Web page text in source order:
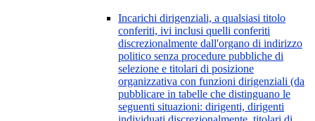
Incarichi dirigenziali, a qualsiasi titolo
conferiti, ivi inclusi quelli conferiti
discrezionalmente dall'organo di indirizzo
politico senza procedure pubbliche di
selezione e titolari di posizione
organizzativa con funzioni dirigenziali (da
pubblicare in tabelle che distinguano le
seguenti situazioni: dirigenti, dirigenti